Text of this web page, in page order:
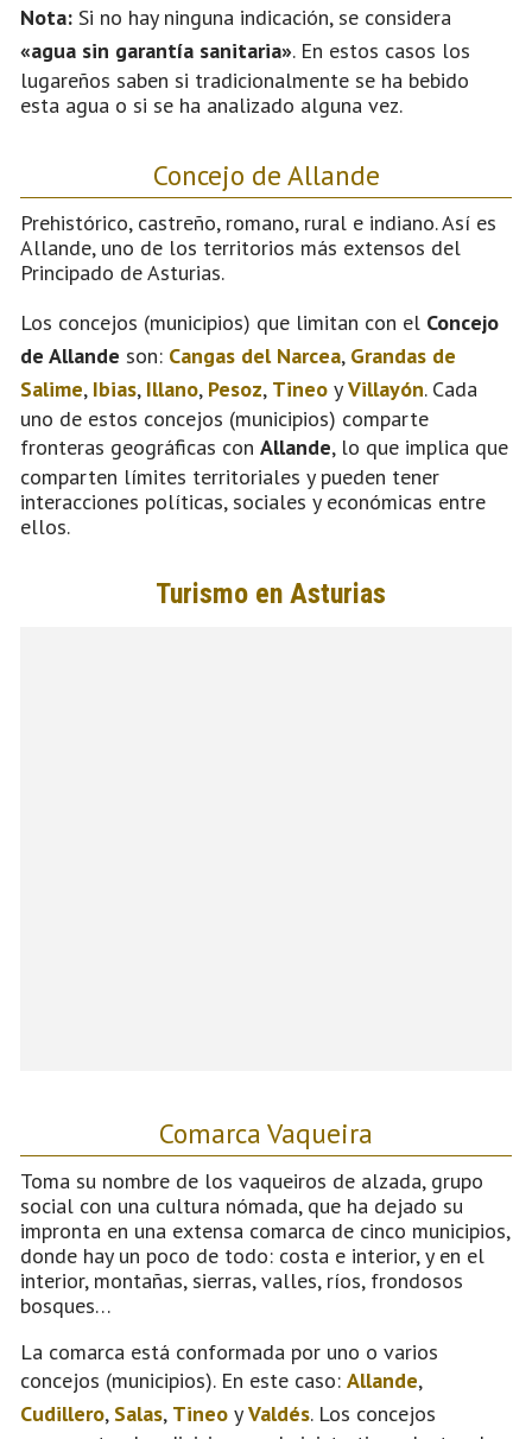
Nota: Si no hay ninguna indicación, se considera
«agua sin garantía sanitaria». En estos casos los
lugareños saben si tradicionalmente se ha bebido
esta agua o si se ha analizado alguna vez.
Concejo de Allande
Prehistórico, castreño, romano, rural e indiano. Así es
Allande, uno de los territorios más extensos del
Principado de Asturias.
Los concejos (municipios) que limitan con el Concejo
de Allande son: Cangas del Narcea, Grandas de
Salime, Ibias, Illano, Pesoz, Tineo yVillayón. Cada
uno de estos concejos (municipios) comparte
fronteras geográficas con Allande, lo que implica que
comparten límites territoriales y pueden tener
interacciones políticas, sociales y económicas entre
ellos.
Comarca Vaqueira
Toma su nombre de los vaqueiros de alzada, grupo
social con una cultura nómada, que ha dejado su
impronta en una extensa comarca de cinco municipios,
donde hay un poco de todo: costa e interior, y en el
interior, montañas, sierras, valles, ríos, frondosos
bosques…
La comarca está conformada por uno o varios
concejos (municipios). En este caso: Allande,
Cudillero, Salas, Tineo yValdés. Los concejos